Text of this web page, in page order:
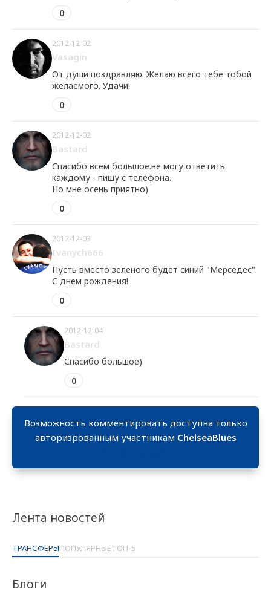
Лента новостей
ТРАНСФЕРЫПОПУЛЯРНЫЕТОП-5
Блоги
0
2012-12-02
Vasagin
От души поздравляю. Желаю всего тебе тобой
желаемого. Удачи!
0
2012-12-02
Bastard
Спасибо всем большое.не могу ответить
каждому - пишу с телефона.
Но мне осень приятно)
0
2012-12-03
Ivanych666
Пусть вместо зеленого будет синий "Мерседес".
С днем рождения!
0
2012-12-04
Bastard
Спасибо большое)
0
Возможность комментировать доступна только
авторизрованным участникам ChelseaBlues